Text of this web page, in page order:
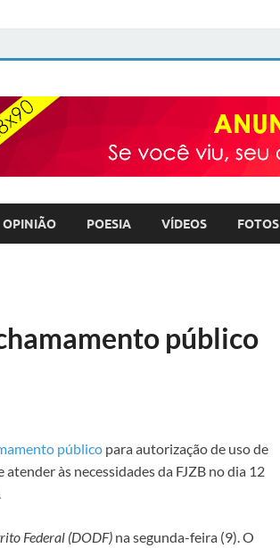
com TEXTO
– COTIDIANO – ULTILIDADE PÚBLICA
OPINIÃO POESIA VÍDEOS FOTOS
público
público para autorização de uso de
às necessidades da FJZB no dia 12
Federal (DODF) na segunda-feira (9). O